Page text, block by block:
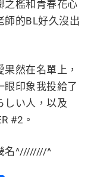
之檻和青春花心
師的BL好久沒出
然在名單上，
眼印象我投給了
しい人，以及
#2。
名^////////^